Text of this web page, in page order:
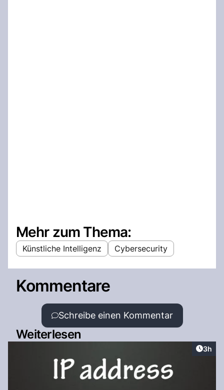
Mehr zum Thema:
Künstliche Intelligenz Cybersecurity
Kommentare
Schreibe einen Kommentar
Weiterlesen
3h